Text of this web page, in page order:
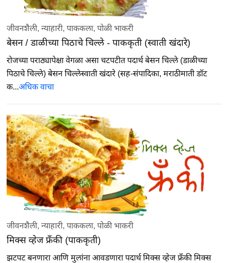
जीवनशैली,न्याहारी,पाककला,पोळी भाकरी
बेसन / डाळीच्या पिठाचे चिल्ले - पाककृती (स्वाती खंदारे)
रोजच्या पराठ्यापेक्षा वेगळा असा चटपटीत पदार्थ बेसन चिल्ले (डाळीच्या
पिठाचे चिल्ले) बेसन चिल्लेस्वाती खंदारे (सह-संपादिका, मराठीमाती डॉट
क...अधिक वाचा
जीवनशैली,न्याहारी,पाककला,पोळी भाकरी
मिक्स व्हेज फ्रँकी (पाककृती)
झटपट बनणारा आणि मुलांना आवडणारा पदार्थ मिक्स व्हेज फ्रँकी मिक्स